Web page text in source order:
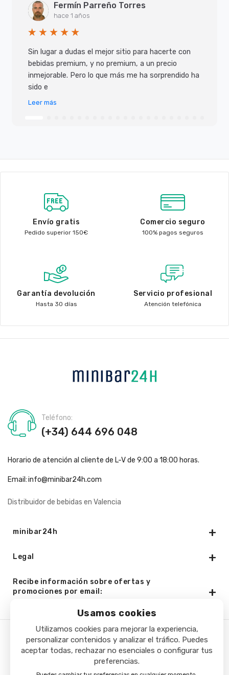
Usamos cookies
Utilizamos cookies para mejorar la experiencia,
personalizar contenidos y analizar el tráfico. Puedes
aceptar todas, rechazar no esenciales o configurar tus
preferencias.
Fermín Parreño Torres
hace 1 años
Sin lugar a dudas el mejor sitio para hacerte con
bebidas premium, y no premium, a un precio
inmejorable. Pero lo que más me ha sorprendido ha
sido e
Leer más
Envío gratis
Pedido superior 150€
Comercio seguro
100% pagos seguros
Garantía devolución
Hasta 30 días
Servicio profesional
Atención telefónica
Teléfono:
(+34) 644 696 048
Horario de atención al cliente de L-V de 9:00 a 18:00 horas.
Email:info@minibar24h.com
Distribuidor de bebidas en Valencia
minibar24h
Legal
Recibe información sobre ofertas y
promociones por email:
Copyright © 2025 - Minibar24h.com. Todos los derechos
reservados.